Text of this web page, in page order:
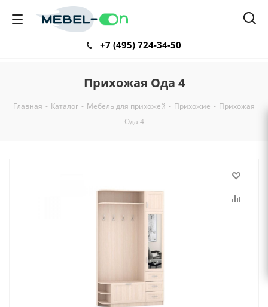
+7 (495) 724-34-50
Прихожая Ода 4
Главная - Каталог - Мебель для прихожей - Прихожие - Прихожая
Ода 4